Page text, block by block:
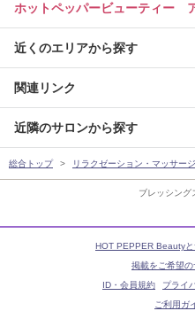
ブレッシング
ホットペッパービューティー
近くのエリアから探す
関連リンク
近隣のサロンから探す
総合トップ リラクゼーション・マッサー
HOT PEPPER Beauty
掲載をご希望
ID・会員規約
プライ
ご利用ガ